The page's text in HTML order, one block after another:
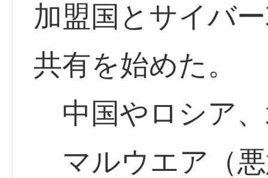
加盟国とサイバ
共有を始めた。
中国やロシア
マルウエア（